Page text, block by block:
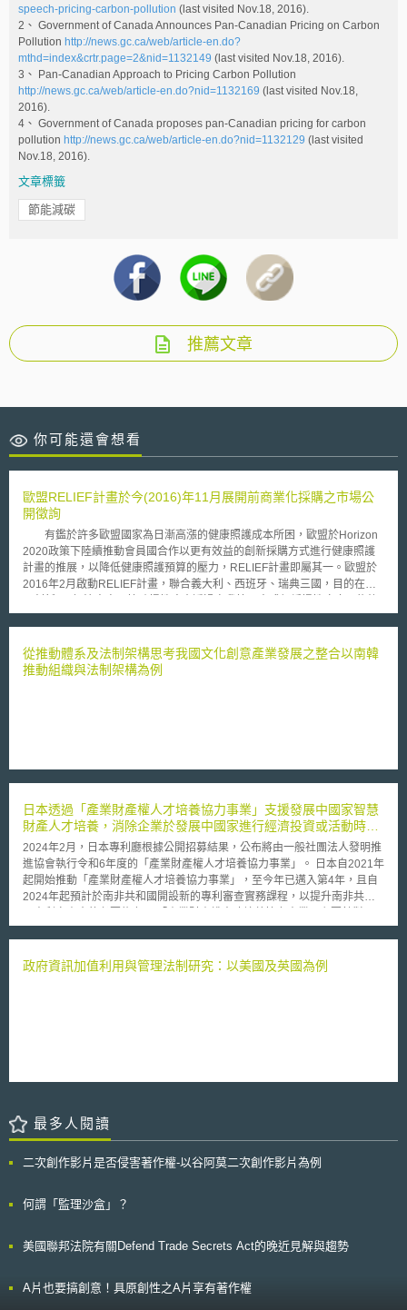
speech-pricing-carbon-pollution (last visited Nov.18, 2016).
2、 Government of Canada Announces Pan-Canadian Pricing on Carbon
Pollution http://news.gc.ca/web/article-en.do?
mthd=index&crtr.page=2&nid=1132149 (last visited Nov.18, 2016).
3、 Pan-Canadian Approach to Pricing Carbon Pollution
http://news.gc.ca/web/article-en.do?nid=1132169 (last visited Nov.18,
2016).
4、 Government of Canada proposes pan-Canadian pricing for carbon
pollution http://news.gc.ca/web/article-en.do?nid=1132129 (last visited
Nov.18, 2016).
文章標籤
節能減碳
推薦文章
你可能還會想看
歐盟RELIEF計畫於今(2016)年11月展開前商業化採購之市場公
開徵詢
有鑑於許多歐盟國家為日漸高漲的健康照護成本所困，歐盟於Horizon
2020政策下陸續推動會員國合作以更有效益的創新採購方式進行健康照護
計畫的推展，以降低健康照護預算的壓力，RELIEF計畫即屬其一。歐盟於
2016年2月啟動RELIEF計畫，聯合義大利、西班牙、瑞典三國，目的在發
持續獨立生活。欲採購的ICT創新服務為目前尚不存在於市場上、仍需經研
畫係採「前商業化採購(Pre-Commercial Procurement, PCP)」方式進行跨
國公告招標。目前RELIEF計畫正在進行PCP準備階段之公開市場徵詢，除
購，亦不受政府採購法之規範，能夠從需求面刺激廠商創新研發，讓研發從
執行階段。於準備階段會進行PCP招標文件準備、採購團隊的需求及現有技
術分析、公開市場徵詢(Open Market Consultation, OMC)；由於採購機關
對其需求尚無具體的規格描述，必須經廣泛的市場意見徵詢與溝通以進一步
定義，正在進行中的OMC將聚集採購團隊、潛在投標者（例如對健康照
護、數位照護、病患賦權與互動性有鑽研之ICT業者）、終端使用者等，以
廣蒐相關利害關係團體意見並進行充分互動溝通，作為執行階段的重要參考
基礎。 PCP正式公告後的執行階段即區分為階段A「解決方案設計
(Solution design)」（計半年）、階段B「原型開發(Prototype
commercial development: field test)」（計一年）。各階段將設定參與廠商
從推動體系及法制架構思考我國文化創意產業發展之整合以南韓
推動組織與法制架構為例
日本透過「產業財產權人才培養協力事業」支援發展中國家智慧
財產人才培養，消除企業於發展中國家進行經濟投資或活動時所
面臨的智慧財產權相關妨礙
2024年2月，日本專利廳根據公開招募結果，公布將由一般社團法人發明推
進協會執行令和6年度的「產業財產權人才培養協力事業」。 日本自2021年
起開始推動「產業財產權人才培養協力事業」，至今年已邁入第4年，且自
2024年起預計於南非共和國開設新的專利審查實務課程，以提升南非共和
本企業進行海外經濟投資及活動熱門的發展中國家（包含新興國家以及最低
養智慧財產相關權利取得與執行的實施人才為目的。在法制整備較為落後的
審查品質的方針 透過學習日本的基準、判斷手法提升審查、審判的品質；
並透過學習日本的管理手法，提升審查品質管理能力。 3、仿冒品對策的對
應方針 透過介紹以日本及各國事例為基礎的支援，加深對於仿冒品對策的
導師制度（mentor），提升研修效果的同時，有效活用「線上」及「實體」
（OJT）、案件閱讀、模擬裁判（Mock Trial）等，提升實踐能力。 本文後
投資或活動時，亦應注意該國智慧財產權之程度，以評估相關風險。 本文
政府資訊加值利用與管理法制研究：以美國及英國為例
最多人閱讀
二次創作影片是否侵害著作權-以谷阿莫二次創作影片為例
何謂「監理沙盒」？
美國聯邦法院有關Defend Trade Secrets Act的晚近見解與趨勢
A片也要搞創意！具原創性之A片享有著作權